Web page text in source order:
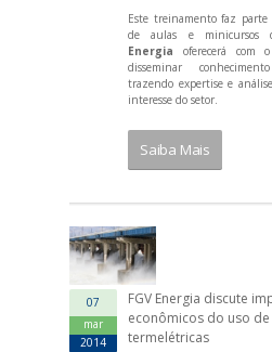
Este treinamento faz
de aulas e
Energia oferecerá com
disseminar
trazendo expertise e
interesse do setor.
Saiba Mais
07
mar
2014
FGV Energia discute
econômicos do uso de
termelétricas